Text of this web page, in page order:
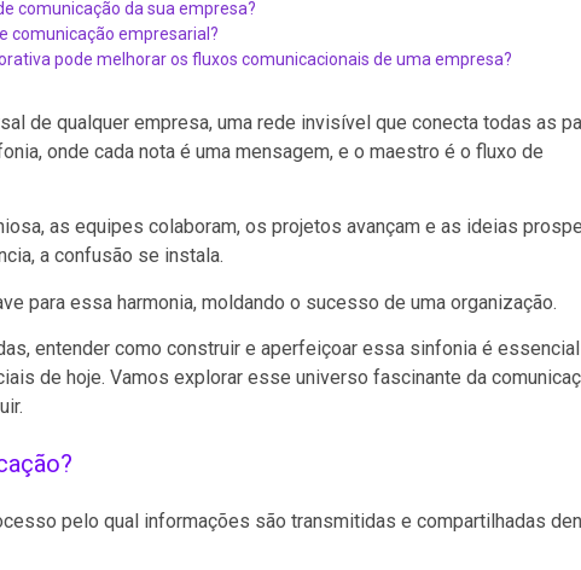
comunicação da sua empresa?
comunicação empresarial?
pode melhorar os fluxos comunicacionais de uma empresa?
de qualquer empresa, uma rede invisível que conecta todas as
onde cada nota é uma mensagem, e o maestro é o fluxo de
as equipes colaboram, os projetos avançam e as ideias
a confusão se instala.
para essa harmonia, moldando o sucesso de uma organização.
entender como construir e aperfeiçoar essa sinfonia é
de hoje. Vamos explorar esse universo fascinante da
pelo qual informações são transmitidas e compartilhadas